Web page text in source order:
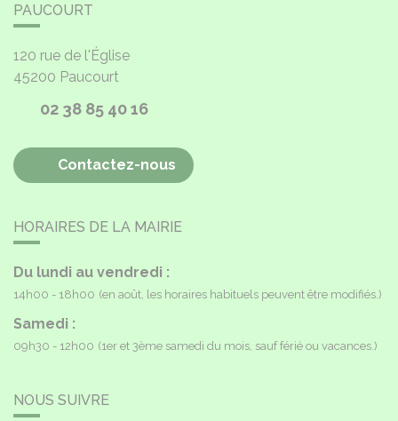
PAUCOURT
120 rue de l'Église
45200 Paucourt
02 38 85 40 16
Contactez-nous
HORAIRES DE LA MAIRIE
Du lundi au vendredi :
14h00 - 18h00 (en août, les horaires habituels peuvent être modifiés.)
Samedi :
09h30 - 12h00 (1er et 3ème samedi du mois, sauf férié ou vacances.)
NOUS SUIVRE